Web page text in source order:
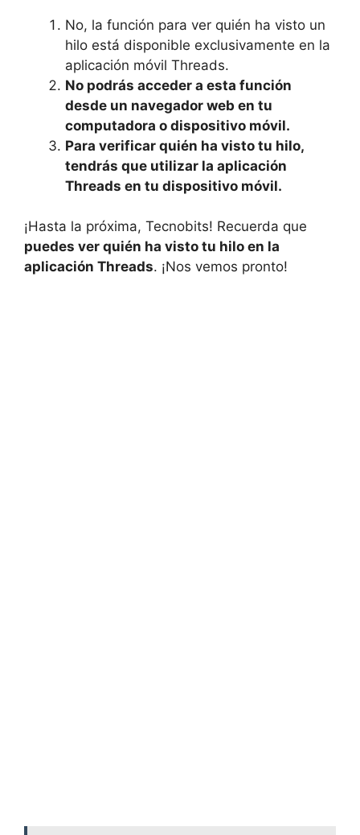
No, la función para​ ver quién ha visto un
hilo está ⁣disponible exclusivamente en⁣ la
aplicación móvil Threads.
No podrás acceder a esta función
desde un navegador web en ⁢tu
computadora o dispositivo móvil.
Para ​verificar quién ha visto ‌tu hilo,⁣
tendrás ‌que utilizar la aplicación
Threads en tu ⁢dispositivo móvil.
¡Hasta la próxima, ⁢Tecnobits! Recuerda⁤ que
puedes ver quién ha visto tu hilo en la
aplicación Threads.⁣ ¡Nos vemos pronto!